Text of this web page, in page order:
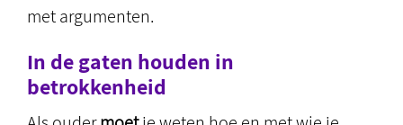
met argumenten.
In de gaten houden in
betrokkenheid